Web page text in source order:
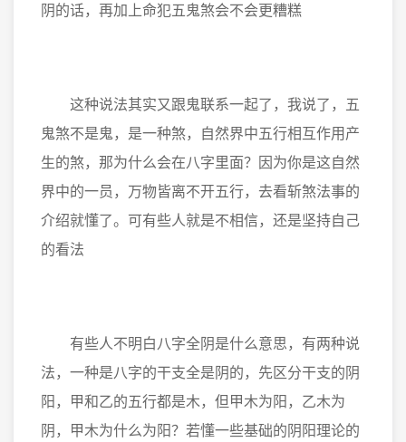
阴的话，再加上命犯五鬼煞会不会更糟糕
这种说法其实又跟鬼联系一起了，我说了，五
鬼煞不是鬼，是一种煞，自然界中五行相互作用产
生的煞，那为什么会在八字里面？因为你是这自然
界中的一员，万物皆离不开五行，去看斩煞法事的
介绍就懂了。可有些人就是不相信，还是坚持自己
的看法
有些人不明白八字全阴是什么意思，有两种说
法，一种是八字的干支全是阴的，先区分干支的阴
阳，甲和乙的五行都是木，但甲木为阳，乙木为
阴，甲木为什么为阳？若懂一些基础的阴阳理论的